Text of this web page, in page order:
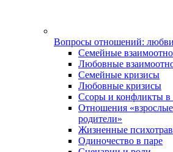
Вопросы отношений:
Семейные
Любовные
Семейные кризисы
Любовные кризисы
Ссоры и конфликты в
Отношения
родители»
Жизненные
Одиночество в паре